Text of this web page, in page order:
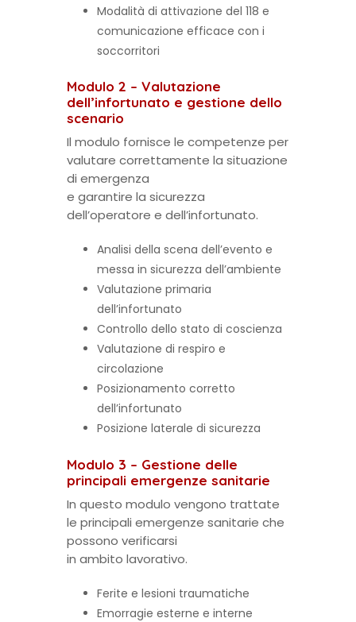
Modalità di attivazione del 118 e
comunicazione efficace con i
soccorritori
Modulo 2 – Valutazione
dell’infortunato e gestione dello
scenario
Il modulo fornisce le competenze per
valutare correttamente la situazione
di emergenza
e garantire la sicurezza
dell’operatore e dell’infortunato.
Analisi della scena dell’evento e
messa in sicurezza dell’ambiente
Valutazione primaria
dell’infortunato
Controllo dello stato di coscienza
Valutazione di respiro e
circolazione
Posizionamento corretto
dell’infortunato
Posizione laterale di sicurezza
Modulo 3 – Gestione delle
principali emergenze sanitarie
In questo modulo vengono trattate
le principali emergenze sanitarie che
possono verificarsi
in ambito lavorativo.
Ferite e lesioni traumatiche
Emorragie esterne e interne